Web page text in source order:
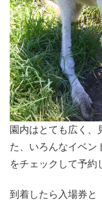
園内はとても広く、
た、いろんなイベン
をチェックして予約
到着したら入場券と